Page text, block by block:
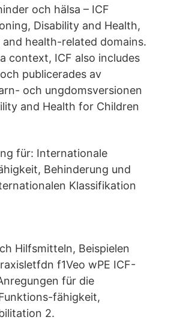
och hälsa – ICF
Disability and Health,
health-related domains.
context, ICF also includes
publicerades av
och ungdomsversionen
and Health for Children
für: Internationale
Behinderung und
Klassifikation
Hilfsmitteln, Beispielen
f1Veo wPE ICF-
für die
fähigkeit,
2.